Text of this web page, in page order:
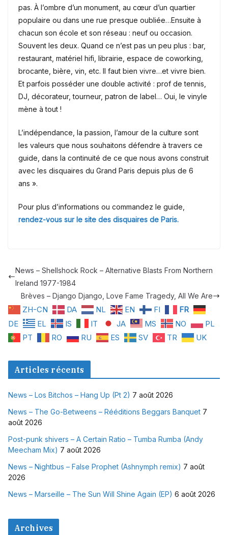
pas. À l’ombre d’un monument, au cœur d’un quartier
populaire ou dans une rue presque oubliée…Ensuite à
chacun son école et son réseau : neuf ou occasion.
Souvent les deux. Quand ce n’est pas un peu plus : bar,
restaurant, matériel hifi, librairie, espace de coworking,
brocante, bière, vin, etc. Il faut bien vivre…et vivre bien.
Et parfois posséder une double activité : prof de tennis,
DJ, décorateur, tourneur, patron de label… Oui, le vinyle
mène à tout !
L’indépendance, la passion, l’amour de la culture sont
les valeurs que nous souhaitons défendre à travers ce
guide, dans la continuité de ce que nous avons construit
avec les disquaires du Grand Paris depuis plus de 6
ans ».
Pour plus d’informations ou commandez le guide,
rendez-vous sur le site des disquaires de Paris.
News – Shellshock Rock – Alternative Blasts From Northern
Ireland 1977-1984
Brèves – Django Django, Love Fame Tragedy, All We Are
ZH-CN DA NL EN FI
FR
DE
EL IS IT JA MS NO
PL
PT
RO RU ES SV TR UK
Articles récents
News – Los Bitchos – Hang Up (Pt 2) 7 août 2026
News – The Go-Betweens – Rééditions Beggars Banquet 7
août 2026
Post-punk shivers – A Certain Ratio – Tumba Rumba (Andy
Meecham Mix) 7 août 2026
News – Nightbus – False Prophet (Ashnymph remix) 7 août
2026
News – Marseille – The Sun Will Shine Again (EP) 6 août 2026
Archives